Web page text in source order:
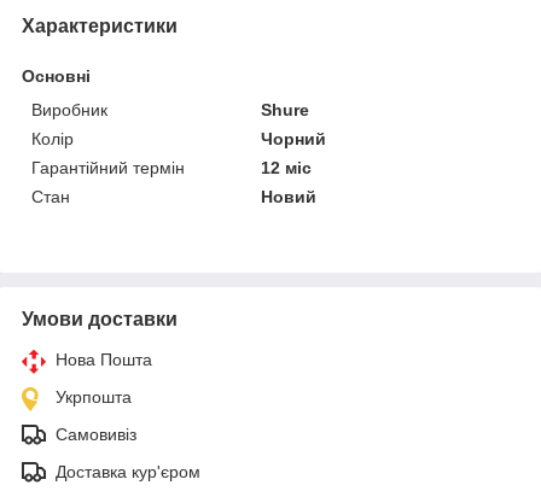
Характеристики
Основні
Виробник
Shure
Колір
Чорний
Гарантійний термін
12 міс
Стан
Новий
Умови доставки
Нова Пошта
Укрпошта
Самовивіз
Доставка кур'єром